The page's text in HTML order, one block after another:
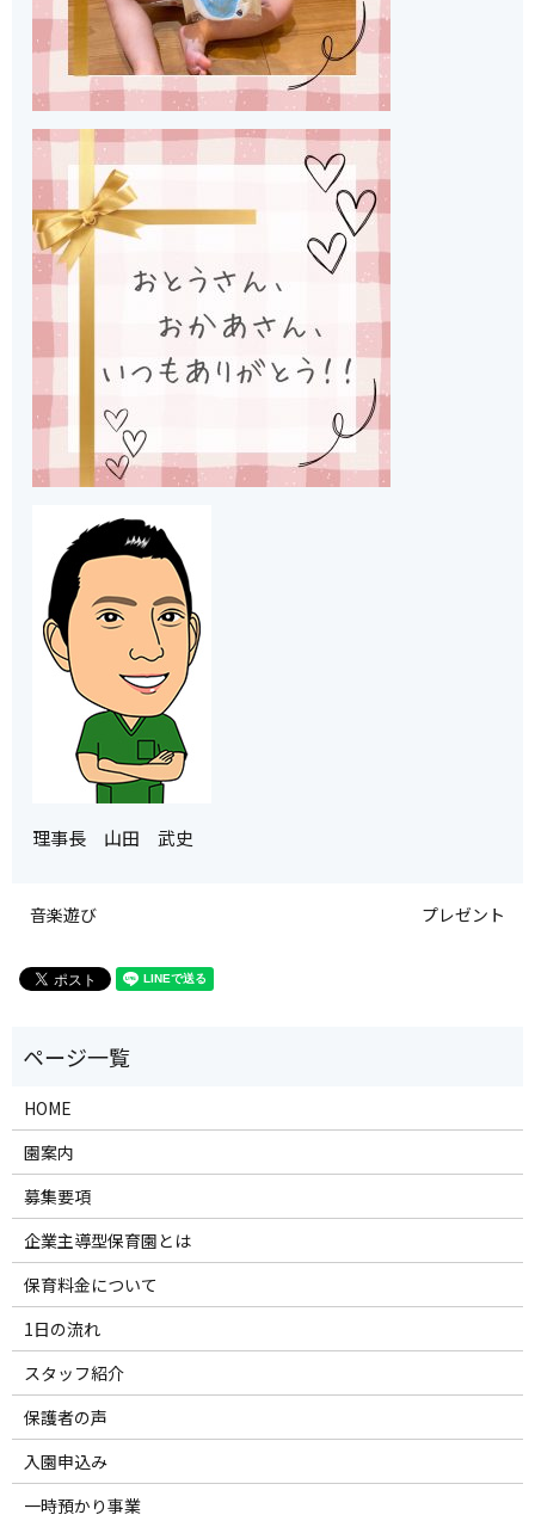
理事長 山田 武史
音楽遊び プレゼント
HOME
園案内
募集要項
企業主導型保育園とは
保育料金について
1日の流れ
スタッフ紹介
保護者の声
入園申込み
一時預かり事業